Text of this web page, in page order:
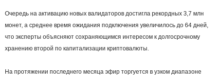
Очередь на активацию новых валидаторов достигла рекордных 3,7 млн
монет, а среднее время ожидания подключения увеличилось до 64 дней,
что эксперты объясняют сохраняющимся интересом к долгосрочному
хранению второй по капитализации криптовалюты.
На протяжении последнего месяца эфир торгуется в узком диапазоне